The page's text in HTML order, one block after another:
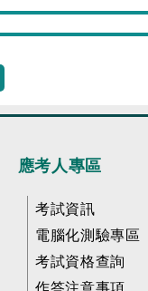
應考人專區
考試資訊
電腦化測驗專區
考試資格查詢
作答注意事項